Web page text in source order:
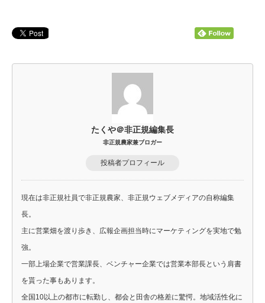
たくや＠非正規編集長
非正規農家兼ブロガー
投稿者プロフィール
現在は非正規社員で非正規農家、非正規ウェブメディアの自称編集
長。
主に営業畑を渡り歩き、広報企画担当時にマーケティングを実地で勉
強。
一部上場企業で営業課長、ベンチャー企業では営業本部長という肩書
を貰った事もあります。
全国10以上の都市に転勤し、都会と田舎の格差に驚愕。地域活性化に